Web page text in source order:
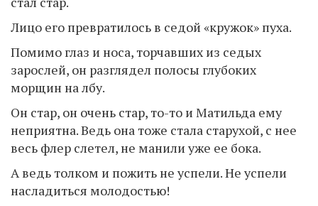
Лицо его превратилось в седой «кружок» пуха.
Помимо глаз и носа, торчавших из седых
зарослей, он разглядел полосы глубоких
морщин на лбу.
Он стар, он очень стар, то-то и Матильда ему
неприятна. Ведь она тоже стала старухой, с нее
весь флер слетел, не манили уже ее бока.
А ведь толком и пожить не успели. Не успели
насладиться молодостью!